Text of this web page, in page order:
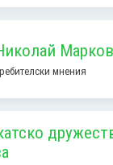
Марков
мнения